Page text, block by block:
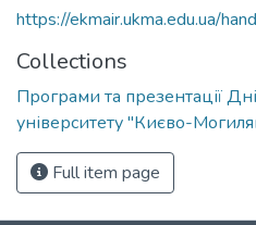
https://ekmair.ukma.edu.ua/
Collections
Програми та презентації
університету "Києво-
Full item page